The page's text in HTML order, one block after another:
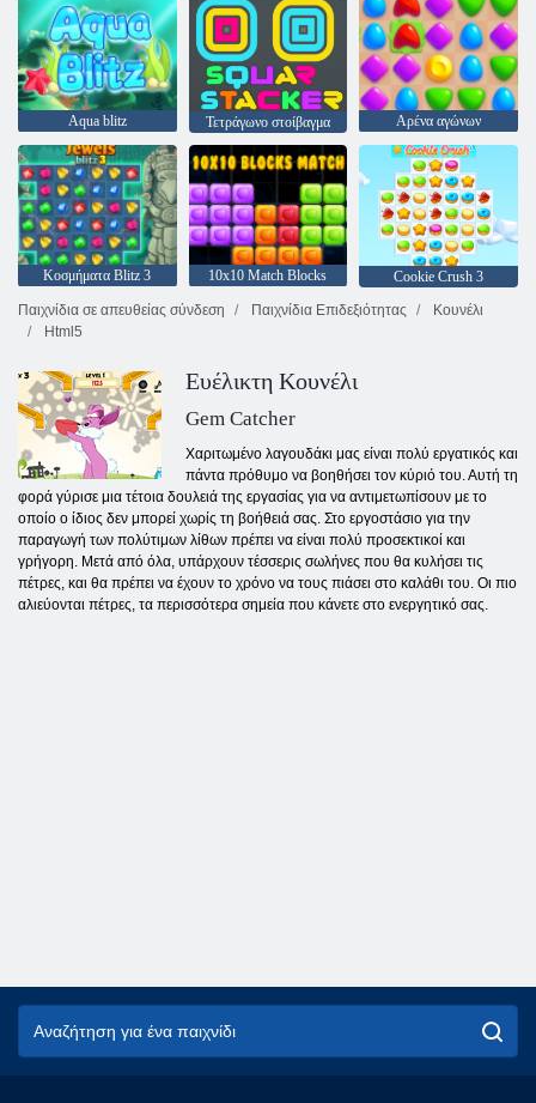
Aqua blitz Τετράγωνο στοίβαγμα Αρένα αγώνων
Κοσμήματα Blitz 3 10x10 Match Blocks
Cookie Crush 3
Παιχνίδια σε απευθείας σύνδεση
Παιχνίδια Επιδεξιότητας
Κουνέλι
Html5
Ευέλικτη Κουνέλι
Gem Catcher
Χαριτωμένο λαγουδάκι μας είναι πολύ εργατικός και
πάντα πρόθυμο να βοηθήσει τον κύριό του. Αυτή τη
φορά γύρισε μια τέτοια δουλειά της εργασίας για να αντιμετωπίσουν με το
οποίο ο ίδιος δεν μπορεί χωρίς τη βοήθειά σας. Στο εργοστάσιο για την
παραγωγή των πολύτιμων λίθων πρέπει να είναι πολύ προσεκτικοί και
γρήγορη. Μετά από όλα, υπάρχουν τέσσερις σωλήνες που θα κυλήσει τις
πέτρες, και θα πρέπει να έχουν το χρόνο να τους πιάσει στο καλάθι του. Οι πιο
αλιεύονται πέτρες, τα περισσότερα σημεία που κάνετε στο ενεργητικό σας.